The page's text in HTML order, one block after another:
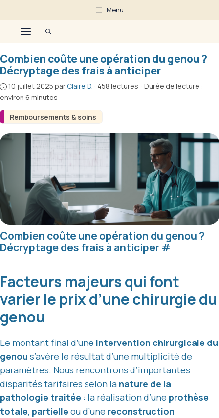
au
contenu
Menu
Menu
Remboursements & soins
Combien coûte une opération du genou ?
Décryptage des frais à anticiper
10 juillet 2025 par Claire D. · 458 lectures · Durée de lecture :
environ 6 minutes
Combien coûte une opération du genou ?
Décryptage des frais à anticiper#
Facteurs majeurs qui font
varier le prix d’une chirurgie du
genou
Le montant final d’une intervention chirurgicale du
genou s’avère le résultat d’une multiplicité de
paramètres. Nous rencontrons d’importantes
disparités tarifaires selon la nature de la
pathologie traitée : la réalisation d’une prothèse
totale, partielle ou d’une reconstruction